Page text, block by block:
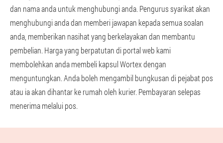
dan nama anda untuk menghubungi anda. Pengurus syarikat akan
menghubungi anda dan memberi jawapan kepada semua soalan
anda, memberikan nasihat yang berkelayakan dan membantu
pembelian. Harga yang berpatutan di portal web kami
membolehkan anda membeli kapsul Wortex dengan
menguntungkan. Anda boleh mengambil bungkusan di pejabat pos
atau ia akan dihantar ke rumah oleh kurier. Pembayaran selepas
menerima melalui pos.